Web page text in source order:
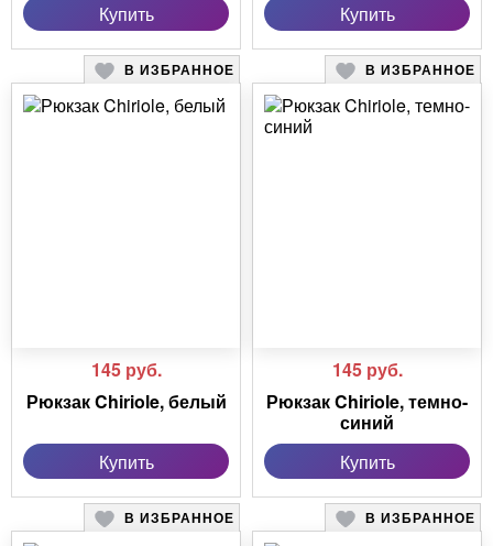
Купить Купить
В ИЗБРАННОЕ
145 руб.
Рюкзак Chiriole, белый
Купить
В ИЗБРАННОЕ
145 руб.
Рюкзак Chiriole, темно-
синий
Купить
В ИЗБРАННОЕ В ИЗБРАННОЕ